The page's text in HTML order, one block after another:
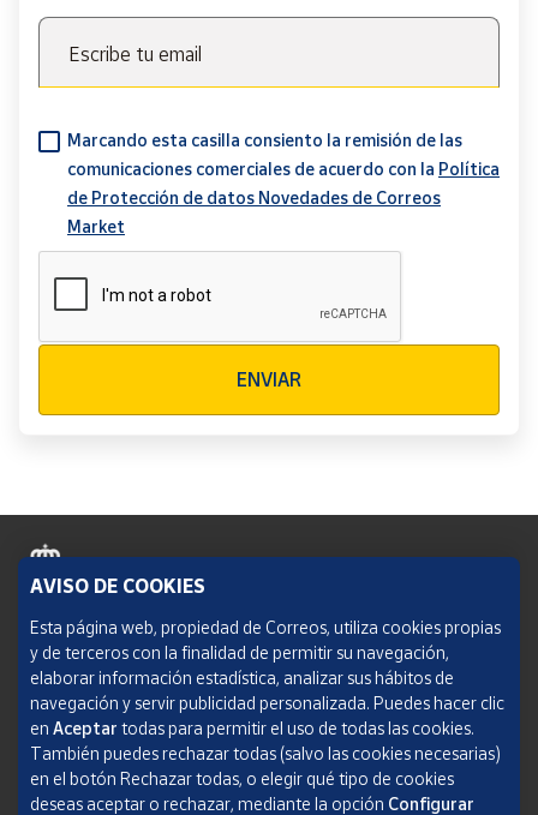
Escribe tu email
Marcando esta casilla consiento la remisión de las
comunicaciones comerciales de acuerdo con la Política
de Protección de datos Novedades de Correos
Market
ENVIAR
Política de cookies
Aviso legal
Condiciones del servicio
Política de Privacidad Web
AVISO DE COOKIES
Esta página web, propiedad de Correos, utiliza cookies propias
y de terceros con la finalidad de permitir su navegación,
elaborar información estadística, analizar sus hábitos de
navegación y servir publicidad personalizada. Puedes hacer clic
en Aceptar todas para permitir el uso de todas las cookies.
También puedes rechazar todas (salvo las cookies necesarias)
en el botón Rechazar todas, o elegir qué tipo de cookies
deseas aceptar o rechazar, mediante la opción Configurar